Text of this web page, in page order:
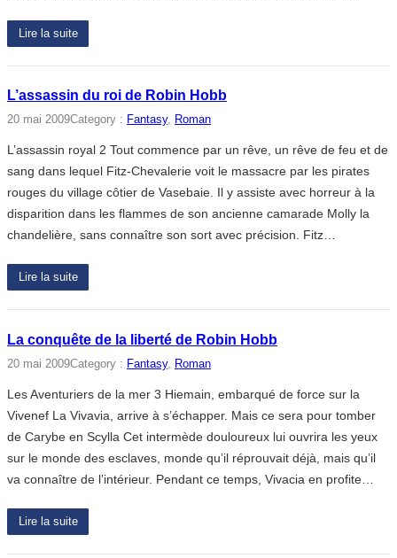
Lire la suite
L’assassin du roi de Robin Hobb
20 mai 2009Category : Fantasy, Roman
L’assassin royal 2 Tout commence par un rêve, un rêve de feu et de
sang dans lequel Fitz-Chevalerie voit le massacre par les pirates
rouges du village côtier de Vasebaie. Il y assiste avec horreur à la
disparition dans les flammes de son ancienne camarade Molly la
chandelière, sans connaître son sort avec précision. Fitz…
Lire la suite
La conquête de la liberté de Robin Hobb
20 mai 2009Category : Fantasy, Roman
Les Aventuriers de la mer 3 Hiemain, embarqué de force sur la
Vivenef La Vivavia, arrive à s’échapper. Mais ce sera pour tomber
de Carybe en Scylla Cet intermède douloureux lui ouvrira les yeux
sur le monde des esclaves, monde qu’il réprouvait déjà, mais qu’il
va connaître de l’intérieur. Pendant ce temps, Vivacia en profite…
Lire la suite